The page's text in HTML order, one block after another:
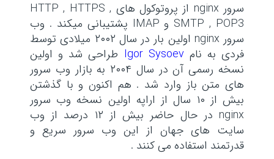
سرور nginx از پروتوکول های HTTP , HTTPS ,
SMTP , POP3 و IMAP پشتیبانی میکند . وب
سرور nginx اولین بار در سال ۲۰۰۲ میلادی توسط
فردی به نامIgor Sysoev طراحی شد و اولین
نسخه رسمی آن در سال ۲۰۰۴ به بازار وب سرور
های متن باز وارد شد . هم اکنون و با گذشتن
بیش از ۱۰ سال از اراپه اولین نسخه وب سرور
nginx در حال حاضر بیش از ۱۲ درصد از وب
سایت های جهان از این وب سرور سریع و
قدرتمند استفاده می کنند .